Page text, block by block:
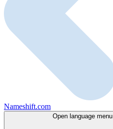
Nameshift.com
Open language menu